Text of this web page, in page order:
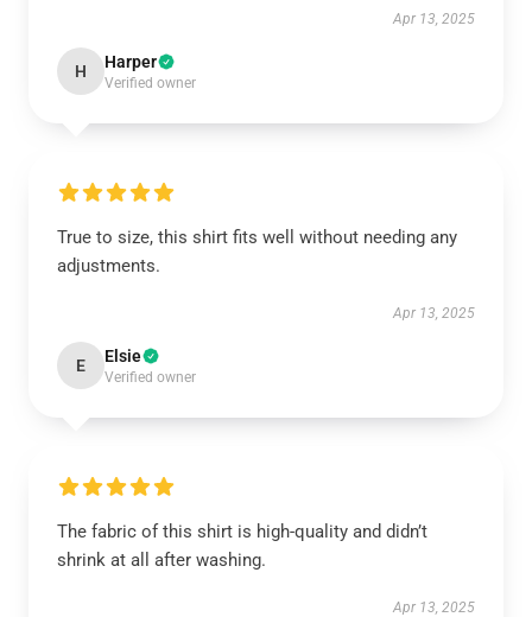
Apr 13, 2025
H Harper
Verified owner
True to size, this shirt fits well without needing any
adjustments.
Apr 13, 2025
E Elsie
Verified owner
The fabric of this shirt is high-quality and didn’t
shrink at all after washing.
Apr 13, 2025